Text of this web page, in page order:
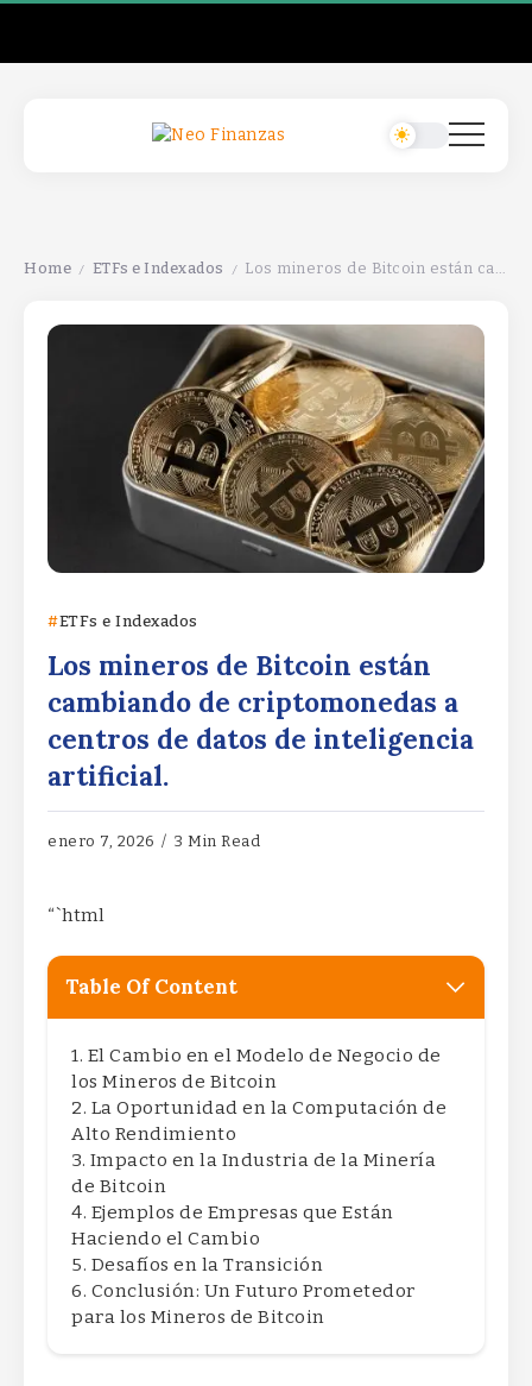
Home / ETFs e Indexados / Los mineros de Bitcoin están cambiando de criptomonedas a centros de datos de inteligencia artificial.
ETFs e Indexados
Los mineros de Bitcoin están
cambiando de criptomonedas a
centros de datos de inteligencia
artificial.
enero 7, 2026 3 Min Read
“`html
Table Of Content
El Cambio en el Modelo de Negocio de
los Mineros de Bitcoin
La Oportunidad en la Computación de
Alto Rendimiento
Impacto en la Industria de la Minería
de Bitcoin
Ejemplos de Empresas que Están
Haciendo el Cambio
Desafíos en la Transición
Conclusión: Un Futuro Prometedor
para los Mineros de Bitcoin